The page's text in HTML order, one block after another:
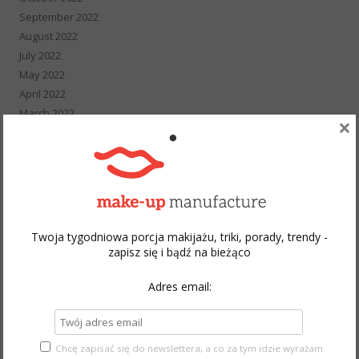
September 2022
August 2022
July 2022
May 2022
April 2022
March 2022
August 2021
April 2021
March 2021
Twoja tygodniowa porcja makijażu, triki, porady, trendy -
zapisz się i bądź na bieżąco
Adres email:
Chcę zapisać się do newslettera, a co za tym idzie wyrażam
×